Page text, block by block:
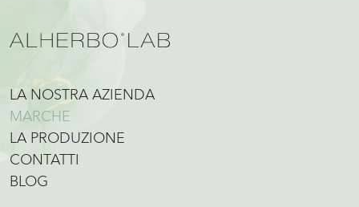
LA NOSTRA AZIENDA
MARCHE
LA PRODUZIONE
CONTATTI
BLOG